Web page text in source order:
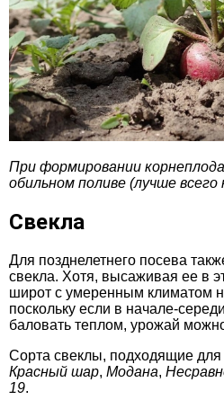
При формировании
обильном поливе (лучше всего
Свекла
Для позднелетнего посева
свекла. Хотя, высаживая ее в
широт с умеренным климатом
поскольку если в начале-
баловать теплом, урожай
Сорта свеклы, подходящие для
Красный шар, Модана,
19.